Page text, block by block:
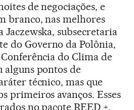
de negociações, e
branco, nas melhores
Jaczewska, subsecretaria
do Governo da Polônia,
do Clima de
alguns pontos de
técnico, mas que
primeiros avanços. Esses
no pacote REED +,